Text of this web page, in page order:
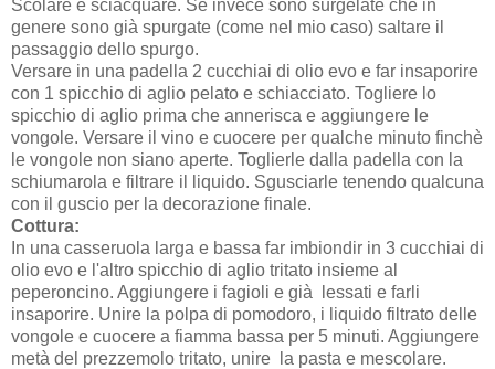
Scolare e sciacquare. Se invece sono surgelate che in
genere sono già spurgate (come nel mio caso) saltare il
passaggio dello spurgo.
Versare in una padella 2 cucchiai di olio evo e far insaporire
con 1 spicchio di aglio pelato e schiacciato. Togliere lo
spicchio di aglio prima che annerisca e aggiungere le
vongole. Versare il vino e cuocere per qualche minuto finchè
le vongole non siano aperte. Toglierle dalla padella con la
schiumarola e filtrare il liquido. Sgusciarle tenendo qualcuna
con il guscio per la decorazione finale.
Cottura:
In una casseruola larga e bassa far imbiondir in 3 cucchiai di
olio evo e l'altro spicchio di aglio tritato insieme al
peperoncino. Aggiungere i fagioli e già lessati e farli
insaporire. Unire la polpa di pomodoro, i liquido filtrato delle
vongole e cuocere a fiamma bassa per 5 minuti. Aggiungere
metà del prezzemolo tritato, unire la pasta e mescolare.